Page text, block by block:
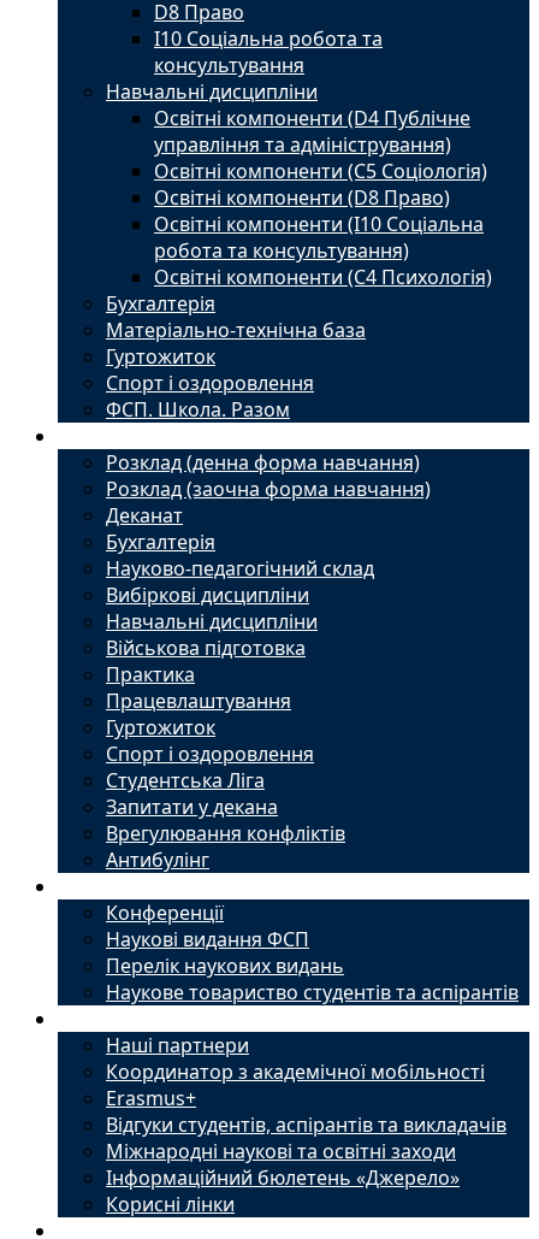
D8 Право
I10 Соціальна робота та
консультування
Навчальні дисципліни
Освітні компоненти (D4 Публічне
управління та адміністрування)
Освітні компоненти (С5 Соціологія)
Освітні компоненти (D8 Право)
Освітні компоненти (I10 Соціальна
робота та консультування)
Освітні компоненти (С4 Психологія)
Бухгалтерія
Матеріально-технічна база
Гуртожиток
Спорт і оздоровлення
ФСП. Школа. Разом
Розклад (денна форма навчання)
Розклад (заочна форма навчання)
Деканат
Бухгалтерія
Науково-педагогічний склад
Вибіркові дисципліни
Навчальні дисципліни
Військова підготовка
Практика
Працевлаштування
Гуртожиток
Спорт і оздоровлення
Студентська Ліга
Запитати у декана
Врегулювання конфліктів
Антибулінг
Конференції
Наукові видання ФСП
Перелік наукових видань
Наукове товариство студентів та аспірантів
Наші партнери
Координатор з академічної мобільності
Erasmus+
Відгуки студентів, аспірантів та викладачів
Міжнародні наукові та освітні заходи
Інформаційний бюлетень «Джерело»
Корисні лінки